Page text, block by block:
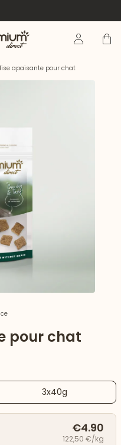
Se Panier
apaisante pour chat
pour chat
3x40g
€4.90
122,50 €/kg